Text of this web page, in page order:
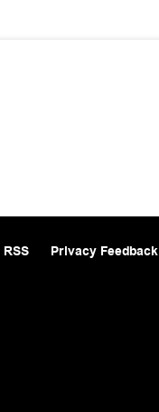
Privacy Feedback
RSS